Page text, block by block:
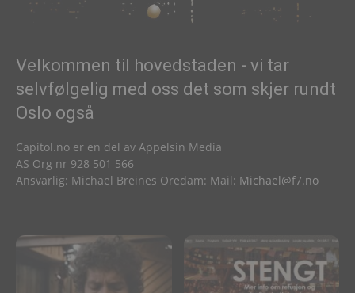
Velkommen til hovedstaden - vi tar
selvfølgelig med oss det som skjer rundt
Oslo også
Capitol.no er en del av Appelsin Media
AS Org nr 928 501 566
Ansvarlig: Michael Breines Oredam: Mail: Michael@f7.no